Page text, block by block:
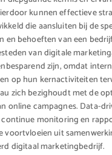
kunnen effectieve
die aansluiten bij de
en behoeften van een
van digitale
zijn, omdat
op hun kernactiviteiten
zich bezighoudt met de
online campagnes. Data-
continue monitoring en
voortvloeien uit
digitaal marketingbedrijf.